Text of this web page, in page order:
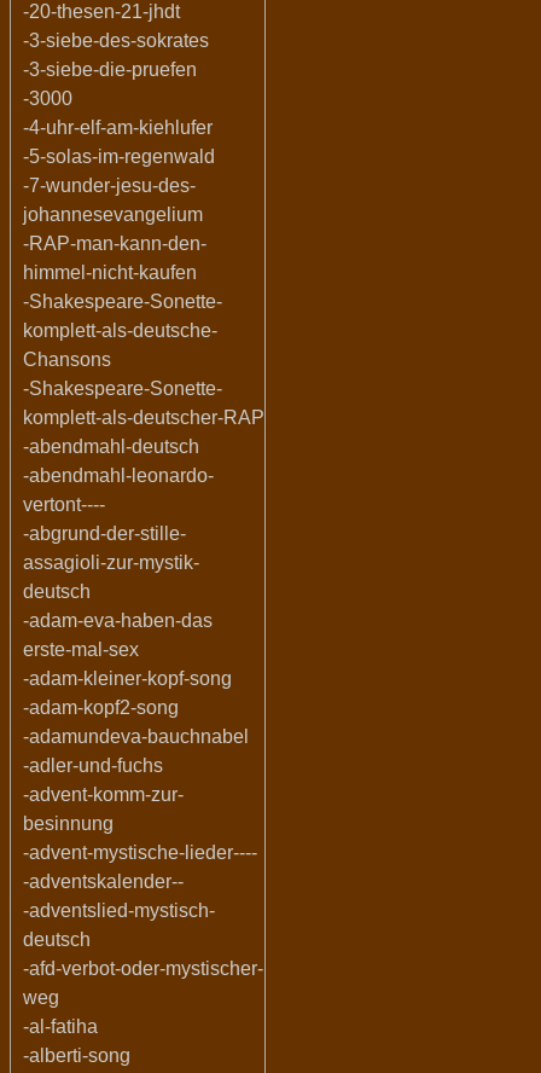
-20-thesen-21-jhdt
-3-siebe-des-sokrates
-3-siebe-die-pruefen
-3000
-4-uhr-elf-am-kiehlufer
-5-solas-im-regenwald
-7-wunder-jesu-des-
johannesevangelium
-RAP-man-kann-den-
himmel-nicht-kaufen
-Shakespeare-Sonette-
komplett-als-deutsche-
Chansons
-Shakespeare-Sonette-
komplett-als-deutscher-RAP
-abendmahl-deutsch
-abendmahl-leonardo-
vertont----
-abgrund-der-stille-
assagioli-zur-mystik-
deutsch
-adam-eva-haben-das
erste-mal-sex
-adam-kleiner-kopf-song
-adam-kopf2-song
-adamundeva-bauchnabel
-adler-und-fuchs
-advent-komm-zur-
besinnung
-advent-mystische-lieder----
-adventskalender--
-adventslied-mystisch-
deutsch
-afd-verbot-oder-mystischer-
weg
-al-fatiha
-alberti-song